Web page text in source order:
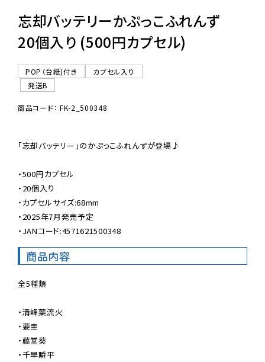
忘却バッテリーかぷっこふれんず
20個入り (500円カプセル)
POP（台紙)付き
カプセル入り
発送B
商品コード： FK-2_500348
「忘却バッテリー」のかぷっこふれんずが登場♪
・500円カプセル
・20個入り
・カプセルサイズ:68mm
・2025年7月発売予定
・JANコード:4571621500348
商品内容
全5種類
・清峰葉流火
・要圭
・藤堂葵
・千早瞬平